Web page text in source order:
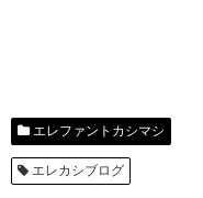
エレファントカシマシ
エレカシブログ